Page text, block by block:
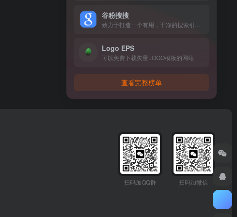
谷粉搜搜
Logo EPS
可以免费下载矢量LOGO模板的网站
查看完整榜单
扫码加QQ群 扫码加微信